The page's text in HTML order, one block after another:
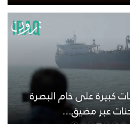
كبيرة على خام البصرة
عبر مضيق...